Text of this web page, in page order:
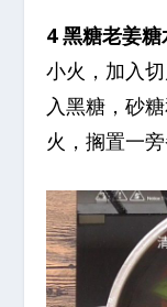
4 黑糖老姜
小火，加入
入黑糖，砂
火，搁置一旁